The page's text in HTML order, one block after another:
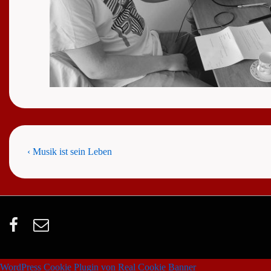
Beitragsnavigation
Previous
‹ Musik ist sein Leben
WordPress Cookie Plugin von Real Cookie Banner